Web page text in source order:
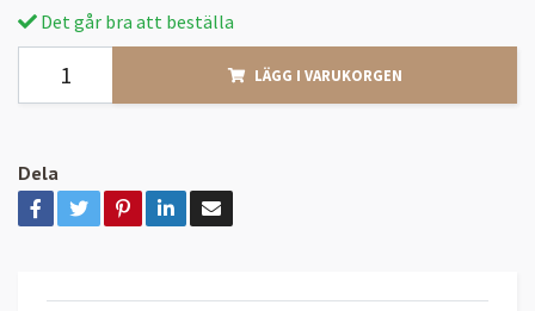
Det går bra att beställa
LÄGG I VARUKORGEN
Dela